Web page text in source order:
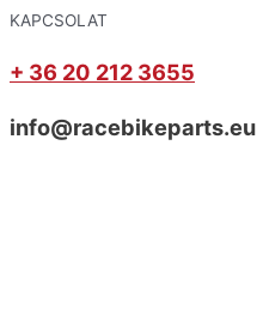
KAPCSOLAT
+ 36 20 212 3655
info@racebikeparts.eu